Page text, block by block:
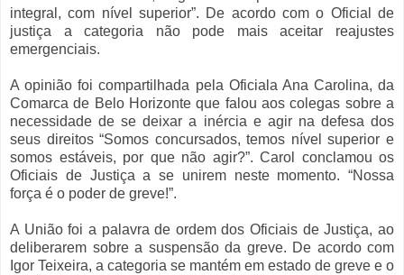
integral, com nível superior”. De acordo com o Oficial de
justiça a categoria não pode mais aceitar reajustes
emergenciais.
A opinião foi compartilhada pela Oficiala Ana Carolina, da
Comarca de Belo Horizonte que falou aos colegas sobre a
necessidade de se deixar a inércia e agir na defesa dos
seus direitos “Somos concursados, temos nível superior e
somos estáveis, por que não agir?”. Carol conclamou os
Oficiais de Justiça a se unirem neste momento. “Nossa
força é o poder de greve!”.
A União foi a palavra de ordem dos Oficiais de Justiça, ao
deliberarem sobre a suspensão da greve. De acordo com
Igor Teixeira, a categoria se mantém em estado de greve e o